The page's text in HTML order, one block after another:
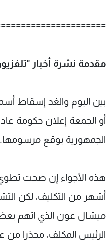
مقدمة نشرة أخبار
بين اليوم والغد إسقاط
أو الجمعة إعلان حكومة
الجمهورية يوقع مرسومها.
هذه الأجواء إن صحت
أشهر من التكليف، لكن
ميشال عون الذي اتهم
الرئيس المكلف، محذرا